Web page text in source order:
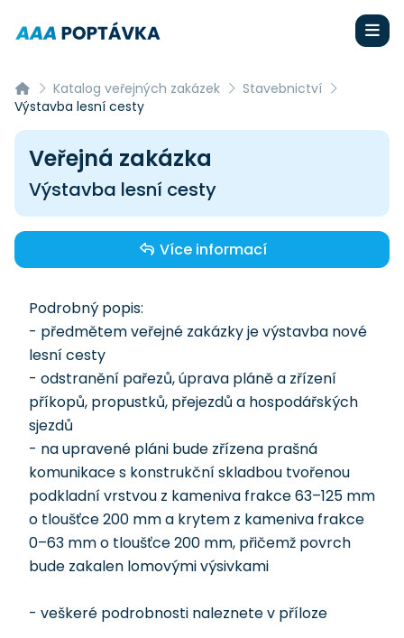
Katalog veřejných zakázek
Stavebnictví
Výstavba lesní cesty
Veřejná zakázka
Výstavba lesní cesty
Více informací
Podrobný popis:
- předmětem veřejné zakázky je výstavba nové
lesní cesty
- odstranění pařezů, úprava pláně a zřízení
příkopů, propustků, přejezdů a hospodářských
sjezdů
- na upravené pláni bude zřízena prašná
komunikace s konstrukční skladbou tvořenou
podkladní vrstvou z kameniva frakce 63–125 mm
o tloušťce 200 mm a krytem z kameniva frakce
0–63 mm o tloušťce 200 mm, přičemž povrch
bude zakalen lomovými výsivkami
- veškeré podrobnosti naleznete v příloze